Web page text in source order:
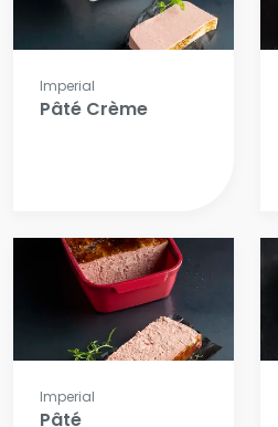
Imperial
Pâté Crème
Imperial
Pâté